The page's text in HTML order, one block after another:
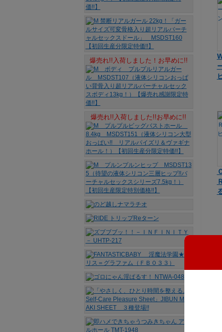
爆売れ!!入荷しました！お早めに!!
爆売れ!!入荷しました!!お早めに!!